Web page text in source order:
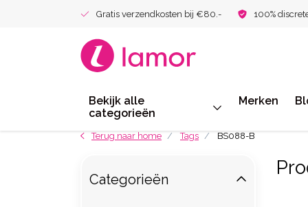
Gratis verzendkosten bij €80.- 100%
Bekijk alle
categorieën
Merken
Terug naar home Tags BS088-B
Categorieën